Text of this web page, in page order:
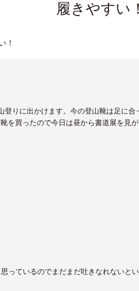
履きやすい！
！
登りに出かけます。今の登山靴は足に
を買ったので今日は昼から書道展を見
っているのでまだまだ吐きなれないと